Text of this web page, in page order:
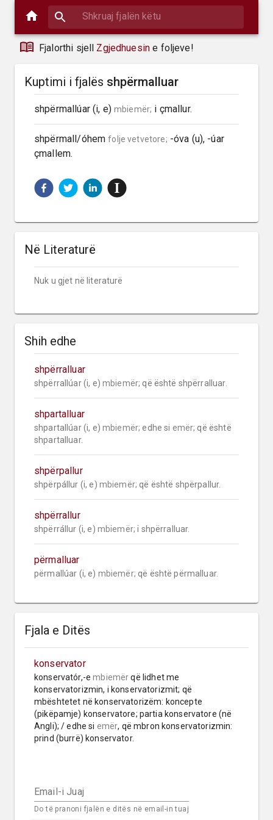
Fjalorthi sjell Zgjedhuesin e foljeve!
Kuptimi i fjalës shpërmalluar
shpërmallúar (i, e) mbiemër; i çmallur.
shpërmall/óhem folje vetvetore; -óva (u), -úar
çmallem.
Në Literaturë
Nuk u gjet në literaturë
Shih edhe
shpërralluar
shpërrallúar (i, e) mbiemër; që është shpërralluar.
shpartalluar
shpartallúar (i, e) mbiemër; edhe si emër; që është
shpartalluar.
shpërpallur
shpërpállur (i, e) mbiemër; që është shpërpallur.
shpërrallur
shpërrállur (i, e) mbiemër; i shpërralluar.
përmalluar
përmallúar (i, e) mbiemër; që është përmalluar.
Fjala e Ditës
konservator
konservatór,-e mbiemër që lidhet me
konservatorizmin, i konservatorizmit; që
mbështetet në konservatorizëm: koncepte
(pikëpamje) konservatore; partia konservatore (në
Angli); / edhe si emër, që mbron konservatorizmin:
prind (burrë) konservator.
Email-i Juaj
Do të pranoni fjalën e ditës në email-in tuaj